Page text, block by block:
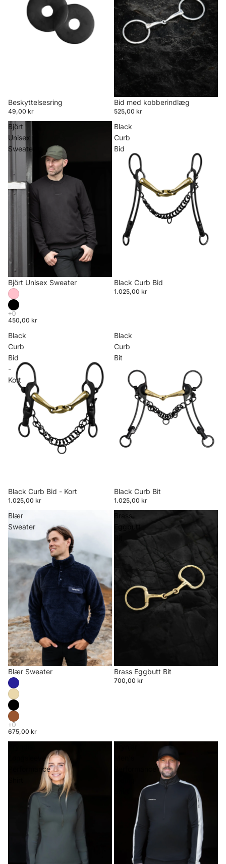
Beskyttelsesring
49,00 kr
Bid med kobberindlæg
525,00 kr
Björt
Unisex
Sweater
Björt Unisex Sweater
450,00 kr
Black
Curb
Bid
Black Curb Bid
1.025,00 kr
Black
Curb
Bid
-
Kort
Black Curb Bid - Kort
1.025,00 kr
Black
Curb
Bit
Black Curb Bit
1.025,00 kr
Blær
Sweater
Blær Sweater
675,00 kr
Brass
Eggbutt
Brass Eggbutt Bit
700,00 kr
Longsleeve
Performance